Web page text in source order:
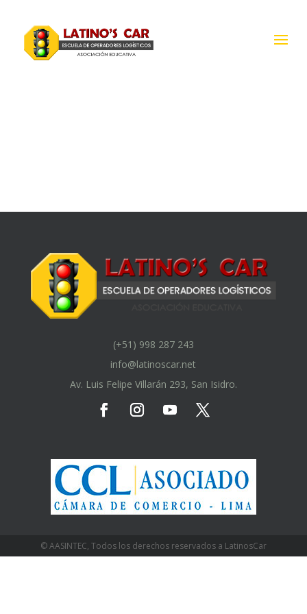
(+51) 998 287 243
info@latinoscar.net
Av. Luis Felipe Villarán 293, San Isidro.
© AASINTEC, Todos los derechos reservados a LatinosCar